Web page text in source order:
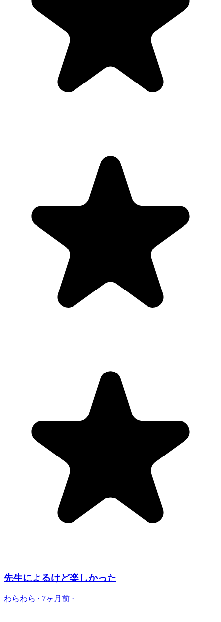
先生によるけど楽しかった
わらわら · 7ヶ月前 ·